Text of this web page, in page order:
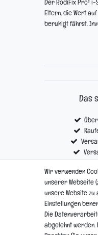
Der RodiFix Pro²
Eltern, die Wert
beruhigt fährst.
Das
Wir verwenden
unserer Webseite
unsere Website zu
Einstellungen
Die
abgelehnt werden.